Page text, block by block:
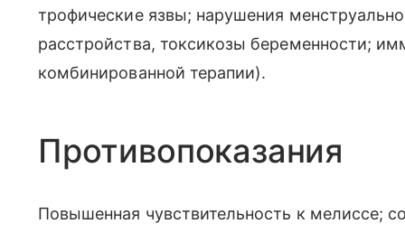
трофические язвы; нарушения
расстройства, токсикозы беременности;
комбинированной терапии).
Противопоказания
Повышенная чувствительность к мелиссе;